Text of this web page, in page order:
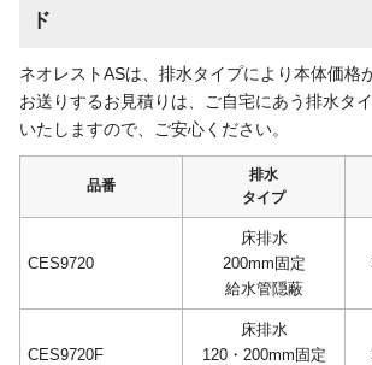
ド
ネオレストASは、排水タイプにより本体価格
お送りするお見積りは、ご自宅にあう排水タ
いたしますので、ご安心ください。
品番
排水
タイプ
CES9720
床排水
200mm固定
給水管隠蔽
CES9720F
床排水
120・200mm固定